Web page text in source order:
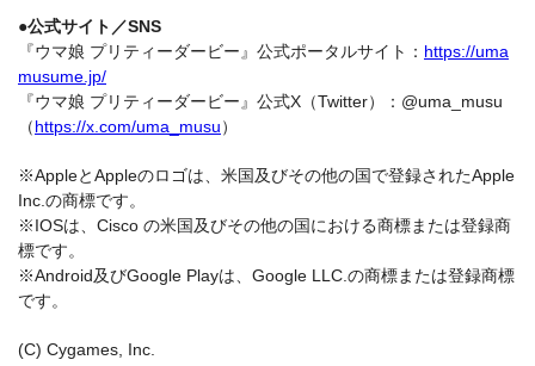
●公式サイト／SNS
『ウマ娘 プリティーダービー』公式ポータルサイト： https://uma
musume.jp/
『ウマ娘 プリティーダービー』公式X（Twitter）：@uma_musu
（https://x.com/uma_musu）
※AppleとAppleのロゴは、米国及びその他の国で登録されたApple
Inc.の商標です。
※IOSは、Cisco の米国及びその他の国における商標または登録商
標です。
※Android及びGoogle Playは、Google LLC.の商標または登録商標
です。
(C) Cygames, Inc.